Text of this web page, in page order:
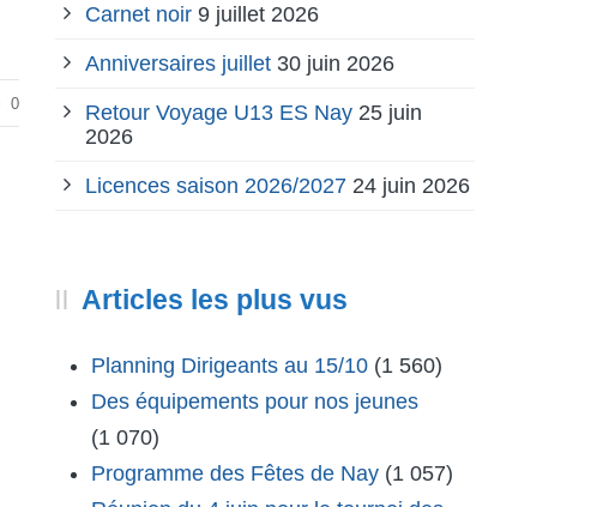
0
Carnet noir 9 juillet 2026
Anniversaires juillet 30 juin 2026
Retour Voyage U13 ES Nay 25 juin
2026
Licences saison 2026/2027 24 juin 2026
Articles les plus vus
Planning Dirigeants au 15/10 (1 560)
Des équipements pour nos jeunes
(1 070)
Programme des Fêtes de Nay (1 057)